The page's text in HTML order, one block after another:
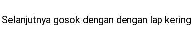
gosok dengan dengan lap kering